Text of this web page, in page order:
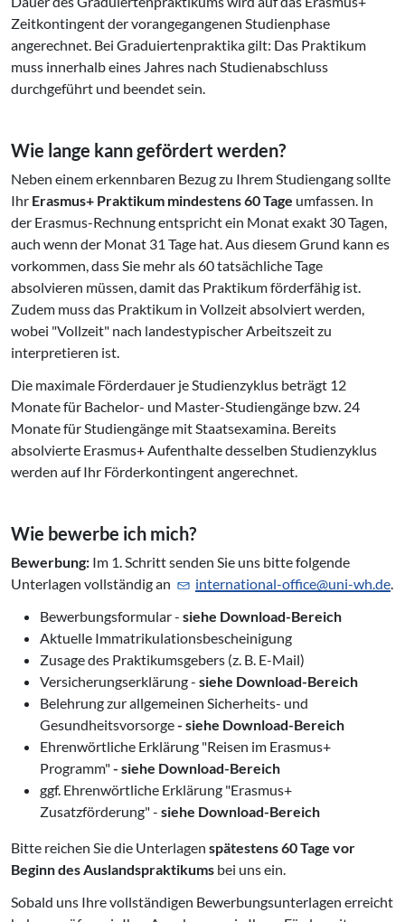
Zeitkontingent der vorangegangenen Studienphase
angerechnet. Bei Graduiertenpraktika gilt: Das Praktikum
muss innerhalb eines Jahres nach Studienabschluss
durchgeführt und beendet sein.
Wie lange kann gefördert werden?
Neben einem erkennbaren Bezug zu Ihrem Studiengang sollte
Ihr Erasmus+ Praktikum mindestens 60 Tage umfassen. In
der Erasmus-Rechnung entspricht ein Monat exakt 30 Tagen,
auch wenn der Monat 31 Tage hat. Aus diesem Grund kann es
vorkommen, dass Sie mehr als 60 tatsächliche Tage
absolvieren müssen, damit das Praktikum förderfähig ist.
Zudem muss das Praktikum in Vollzeit absolviert werden,
wobei "Vollzeit" nach landestypischer Arbeitszeit zu
interpretieren ist.
Die maximale Förderdauer je Studienzyklus beträgt 12
Monate für Bachelor- und Master-Studiengänge bzw. 24
Monate für Studiengänge mit Staatsexamina. Bereits
absolvierte Erasmus+ Aufenthalte desselben Studienzyklus
werden auf Ihr Förderkontingent angerechnet.
Wie bewerbe ich mich?
Bewerbung: Im 1. Schritt senden Sie uns bitte folgende
Unterlagen vollständig an
international-office@uni-wh.de.
Bewerbungsformular - siehe Download-Bereich
Aktuelle Immatrikulationsbescheinigung
Zusage des Praktikumsgebers (z. B. E-Mail)
Versicherungserklärung - siehe Download-Bereich
Belehrung zur allgemeinen Sicherheits- und
Gesundheitsvorsorge- siehe Download-Bereich
Ehrenwörtliche Erklärung "Reisen im Erasmus+
Programm"- siehe Download-Bereich
ggf. Ehrenwörtliche Erklärung "Erasmus+
Zusatzförderung" - siehe Download-Bereich
Bitte reichen Sie die Unterlagen spätestens 60 Tage vor
Beginn des Auslandspraktikums bei uns ein.
Sobald uns Ihre vollständigen Bewerbungsunterlagen erreicht